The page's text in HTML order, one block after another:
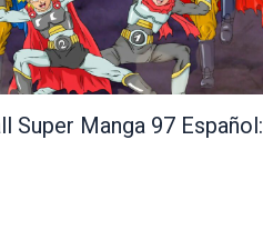
Super Manga 97 Español: